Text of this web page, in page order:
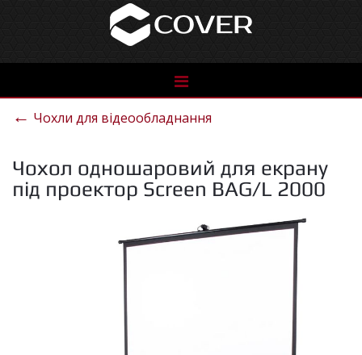
See
← Чохли для відеообладнання
Чохол одношаровий для екрану
під проектор Screen BAG/L 2000